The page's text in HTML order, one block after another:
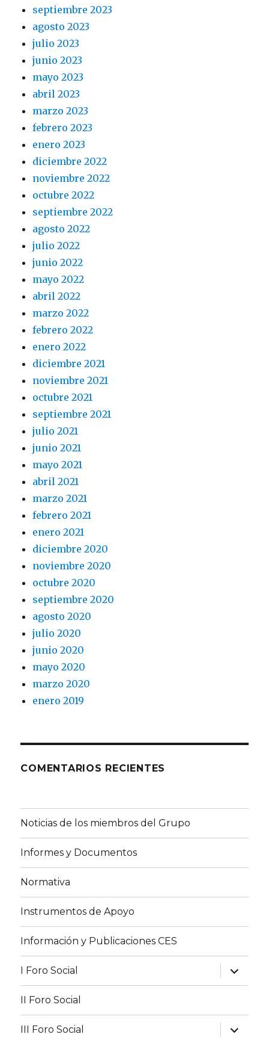
septiembre 2023
agosto 2023
julio 2023
junio 2023
mayo 2023
abril 2023
marzo 2023
febrero 2023
enero 2023
diciembre 2022
noviembre 2022
octubre 2022
septiembre 2022
agosto 2022
julio 2022
junio 2022
mayo 2022
abril 2022
marzo 2022
febrero 2022
enero 2022
diciembre 2021
noviembre 2021
octubre 2021
septiembre 2021
julio 2021
junio 2021
mayo 2021
abril 2021
marzo 2021
febrero 2021
enero 2021
diciembre 2020
noviembre 2020
octubre 2020
septiembre 2020
agosto 2020
julio 2020
junio 2020
mayo 2020
marzo 2020
enero 2019
COMENTARIOS RECIENTES
Noticias de los miembros del Grupo
Informes y Documentos
Normativa
Instrumentos de Apoyo
Información y Publicaciones CES
I Foro Social
expande
el
menú
II Foro Social
III Foro Social
expande
el